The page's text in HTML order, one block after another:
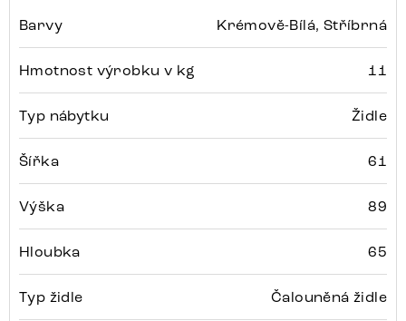
Barvy Krémově-Bílá, Stříbrná
Hmotnost výrobku v kg 11
Typ nábytku Židle
Šířka 61
Výška 89
Hloubka 65
Typ židle Čalouněná židle